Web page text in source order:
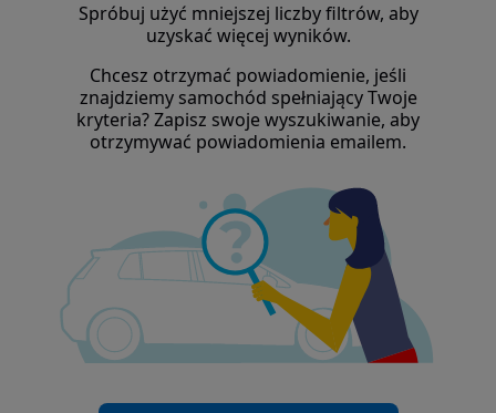
Spróbuj użyć mniejszej liczby filtrów, aby
uzyskać więcej wyników.
Chcesz otrzymać powiadomienie, jeśli
znajdziemy samochód spełniający Twoje
kryteria? Zapisz swoje wyszukiwanie, aby
otrzymywać powiadomienia emailem.